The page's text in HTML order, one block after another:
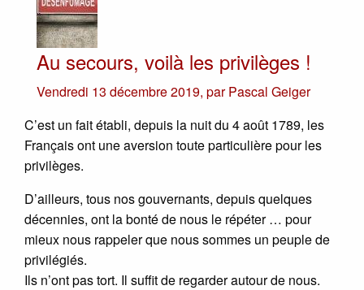
Au secours, voilà les privilèges !
Vendredi 13 décembre 2019, parPascal Geiger
C’est un fait établi, depuis la nuit du 4 août 1789, les
Français ont une aversion toute particulière pour les
privilèges.
D’ailleurs, tous nos gouvernants, depuis quelques
décennies, ont la bonté de nous le répéter … pour
mieux nous rappeler que nous sommes un peuple de
privilégiés.
Ils n’ont pas tort. Il suffit de regarder autour de nous.